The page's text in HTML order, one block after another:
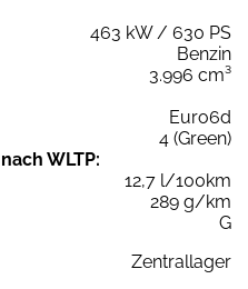
463 kW / 630 PS
Benzin
3.996 cm³
Euro6d
4 (Green)
WLTP:
12,7 l/100km
289 g/km
G
Zentrallager